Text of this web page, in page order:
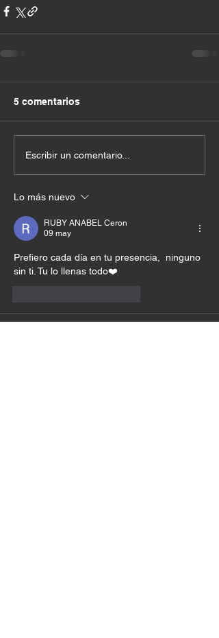
5 comentarios
Escribir un comentario...
Lo más nuevo
RUBY ANABEL Ceron
09 may
Prefiero cada día en tu presencia,  ninguno
sin ti. Tu lo llenas todo❤️